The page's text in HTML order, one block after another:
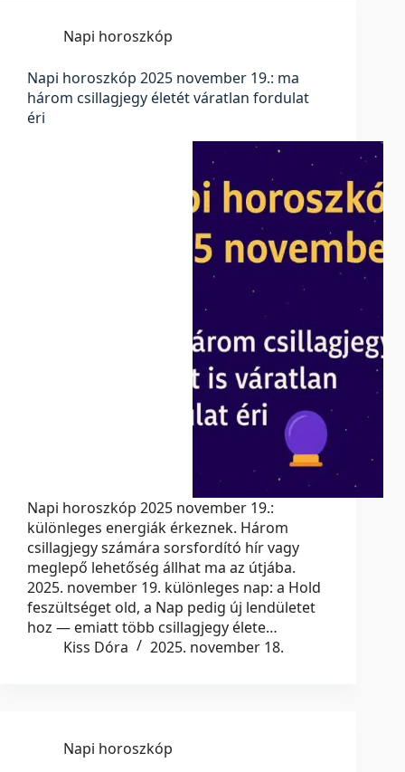
Napi horoszkóp
Napi horoszkóp 2025 november 19.: ma
három csillagjegy életét váratlan fordulat
éri
Napi horoszkóp 2025 november 19.:
különleges energiák érkeznek. Három
csillagjegy számára sorsfordító hír vagy
meglepő lehetőség állhat ma az útjába.
2025. november 19. különleges nap: a Hold
feszültséget old, a Nap pedig új lendületet
hoz — emiatt több csillagjegy élete…
Kiss Dóra
2025. november 18.
Napi horoszkóp